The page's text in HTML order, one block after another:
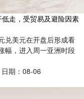
走，受贸易及避险因素
兑美元在开盘后形成看
幅，进入周一亚洲时段
日期：08-06